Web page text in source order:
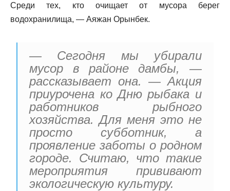
Среди тех, кто очищает от мусора берег
водохранилища, — Аяжан Орынбек.
— Сегодня мы убирали
мусор в районе дамбы, —
рассказывает она. — Акция
приурочена ко Дню рыбака и
работников рыбного
хозяйства. Для меня это не
просто субботник, а
проявление заботы о родном
городе. Считаю, что такие
мероприятия прививают
экологическую культуру.